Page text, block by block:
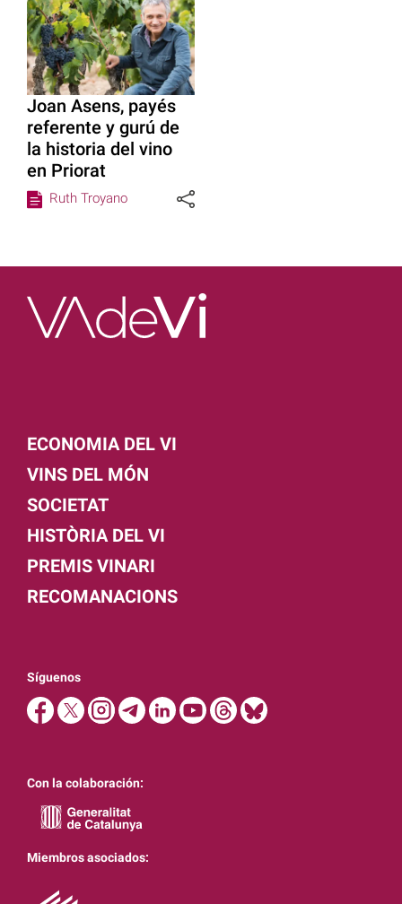
Joan Asens, payés
referente y gurú de
la historia del vino
en Priorat
Ruth Troyano
ECONOMIA DEL VI
VINS DEL MÓN
SOCIETAT
HISTÒRIA DEL VI
PREMIS VINARI
RECOMANACIONS
Síguenos
Con la colaboración:
Miembros asociados: